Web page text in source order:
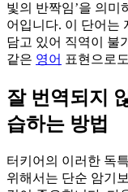
빛의 반짝임’을 의
어입니다. 이 단어는
담고 있어 직역이 불가
같은 영어 표현으로
잘 번역되지
습하는 방법
터키어의 이러한 독
위해서는 단순 암기